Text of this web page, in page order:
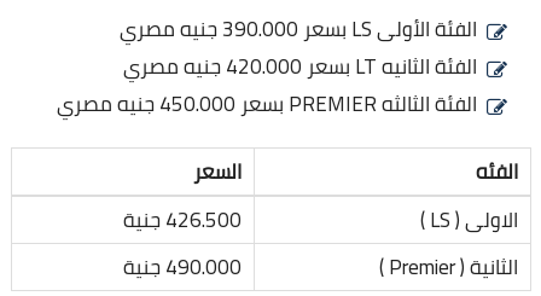
الفئة الأولى LS بسعر 390.000 جنيه مصري
الفئة الثانيه LT بسعر 420.000 جنيه مصري
الفئة الثالثه PREMIER بسعر 450.000 جنيه مصري
الفئه
السعر
الاولى ( LS )
426.500 جنية
الثانية ( Premier )
490.000 جنية